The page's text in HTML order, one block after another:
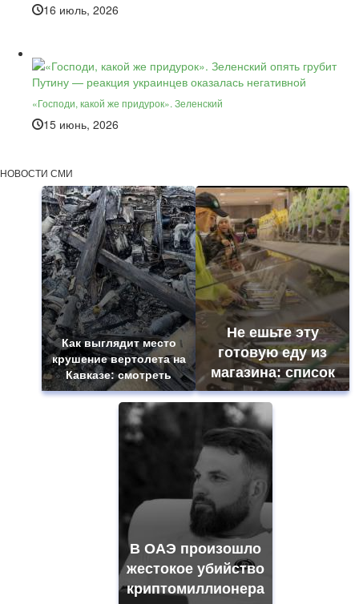
16 июль, 2026
«Господи, какой же придурок». Зеленский
15 июнь, 2026
НОВОСТИ СМИ
Как выглядит место
крушение вертолета на
Кавказе: смотреть
Не ешьте эту
готовую еду из
магазина: список
В ОАЭ произошло
жестокое убийство
криптомиллионера